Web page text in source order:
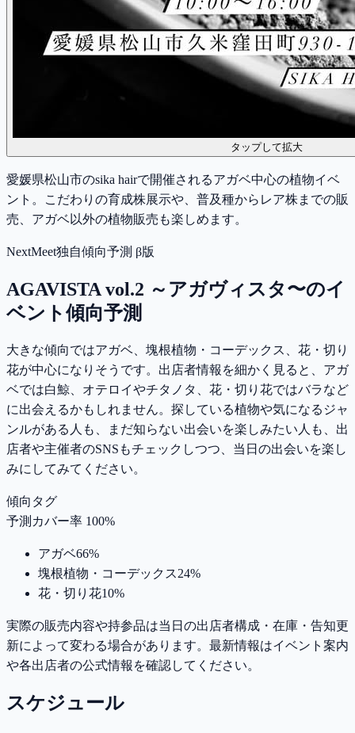
タップして拡大
愛媛県松山市のsika hairで開催されるアガベ中心の植物イベ
ント。こだわりの育成株展示や、普及種からレア株までの販
売、アガベ以外の植物販売も楽しめます。
NextMeet独自傾向予測 β版
AGAVISTA vol.2 ～アガヴィスタ〜のイ
ベント傾向予測
大きな傾向ではアガベ、塊根植物・コーデックス、花・切り
花が中心になりそうです。出店者情報を細かく見ると、アガ
ベでは白鯨、オテロイやチタノタ、花・切り花ではバラなど
に出会えるかもしれません。探している植物や気になるジャ
ンルがある人も、まだ知らない出会いを楽しみたい人も、出
店者や主催者のSNSもチェックしつつ、当日の出会いを楽し
みにしてみてください。
傾向タグ
予測カバー率 100%
アガベ66%
塊根植物・コーデックス24%
花・切り花10%
実際の販売内容や持参品は当日の出店者構成・在庫・告知更
新によって変わる場合があります。最新情報はイベント案内
や各出店者の公式情報を確認してください。
スケジュール